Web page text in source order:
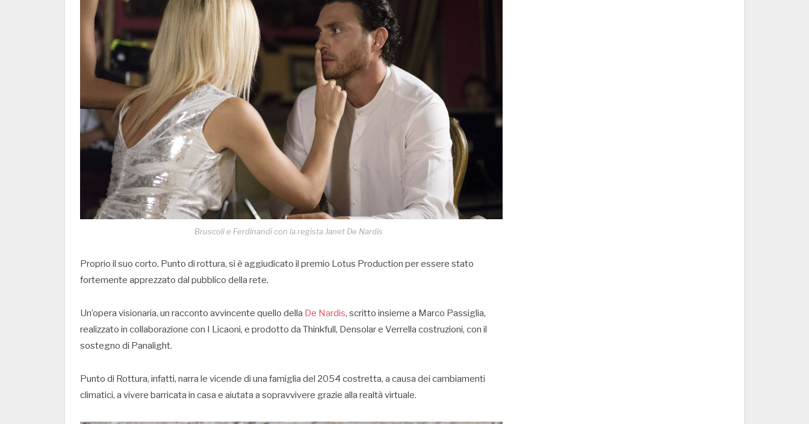
Bruscoli e Ferdinandi con la regista Janet De Nardis
Proprio il suo corto, Punto di rottura, si è aggiudicato il premio Lotus Production per essere stato
fortemente apprezzato dal pubblico della rete.
Un’opera visionaria, un racconto avvincente quello della De Nardis, scritto insieme a Marco Passiglia,
realizzato in collaborazione con I Licaoni, e prodotto da Thinkfull, Densolar e Verrella costruzioni, con il
sostegno di Panalight.
Punto di Rottura, infatti, narra le vicende di una famiglia del 2054 costretta, a causa dei cambiamenti
climatici, a vivere barricata in casa e aiutata a sopravvivere grazie alla realtà virtuale.